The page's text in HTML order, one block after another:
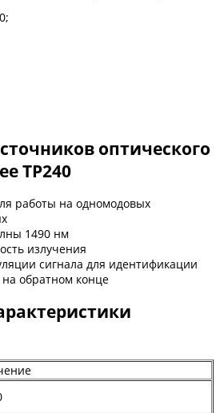
оптического
TP240
работы на одномодовых
1490 нм
излучения
сигнала для идентификации
обратном конце